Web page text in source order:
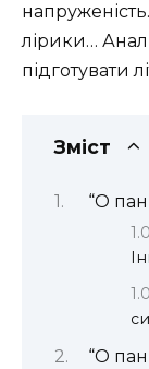
лірики…
підготувати
Зміст
“О
“О